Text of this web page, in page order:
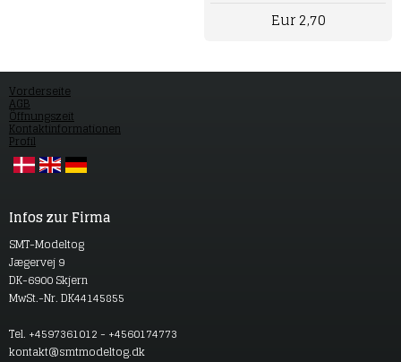
Eur 2,70
Vorderseite
AGB
Öffnungszeit
Kontaktinformationen
Profil
Infos zur Firma
SMT-Modeltog
Jægervej 9
DK-6900 Skjern
MwSt.-Nr. DK44145855
Tel. +4597361012 - +4560174773
kontakt@smtmodeltog.dk